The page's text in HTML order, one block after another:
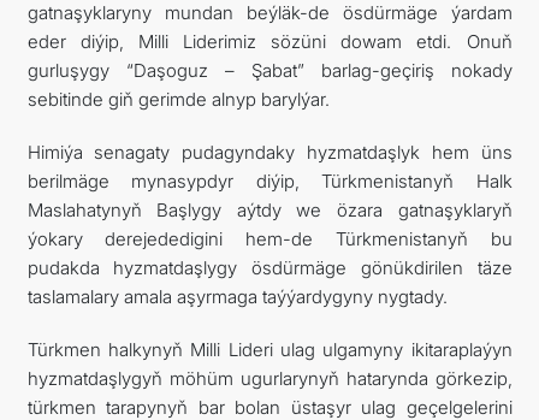
gatnaşyklaryny mundan beýläk-de ösdürmäge ýardam
eder diýip, Milli Liderimiz sözüni dowam etdi. Onuň
gurluşygy “Daşoguz – Şabat” barlag-geçiriş nokady
sebitinde giň gerimde alnyp barylýar.
Himiýa senagaty pudagyndaky hyzmatdaşlyk hem üns
berilmäge mynasypdyr diýip, Türkmenistanyň Halk
Maslahatynyň Başlygy aýtdy we özara gatnaşyklaryň
ýokary derejededigini hem-de Türkmenistanyň bu
pudakda hyzmatdaşlygy ösdürmäge gönükdirilen täze
taslamalary amala aşyrmaga taýýardygyny nygtady.
Türkmen halkynyň Milli Lideri ulag ulgamyny ikitaraplaýyn
hyzmatdaşlygyň möhüm ugurlarynyň hatarynda görkezip,
türkmen tarapynyň bar bolan üstaşyr ulag geçelgelerini